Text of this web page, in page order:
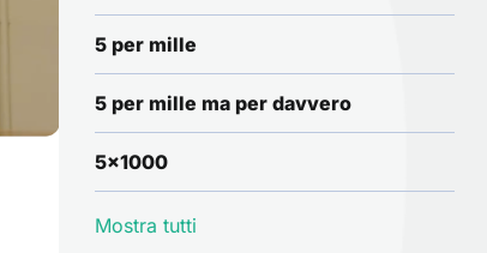
5 per mille
5 per mille ma per davvero
5x1000
Mostra tutti